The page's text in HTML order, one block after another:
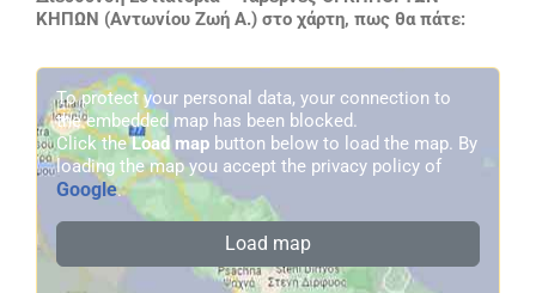
ΚΗΠΩΝ (Αντωνίου Ζωή Α.) στο χάρτη, πως θα πάτε:
To protect your personal data, your connection to
the embedded map has been blocked.
Click theLoad map button below to load the map. By
loading the map you accept the privacy policy of
Google.
Load map